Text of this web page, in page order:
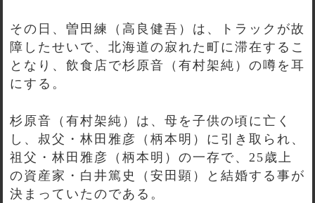
その日、曽田練（高良健吾）は、トラックが故
障したせいで、北海道の寂れた町に滞在するこ
となり、飲食店で杉原音（有村架純）の噂を耳
にする。
杉原音（有村架純）は、母を子供の頃に亡く
し、叔父・林田雅彦（柄本明）に引き取られ、
祖父・林田雅彦（柄本明）の一存で、25歳上
の資産家・白井篤史（安田顕）と結婚する事が
決まっていたのである。